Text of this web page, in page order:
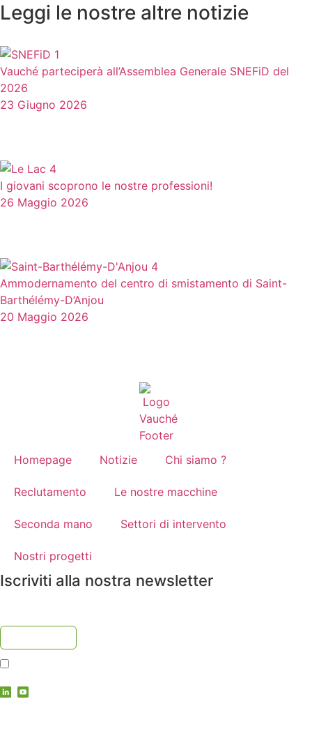
Leggi le nostre altre notizie
Vauché parteciperà all’Assemblea Generale SNEFiD del
2026
23 Giugno 2026
I giovani scoprono le nostre professioni!
26 Maggio 2026
Ammodernamento del centro di smistamento di Saint-
Barthélémy-D’Anjou
20 Maggio 2026
Homepage Notizie Chi siamo ?
Reclutamento Le nostre macchine
Seconda mano Settori di intervento
Nostri progetti
Iscriviti alla nostra newsletter